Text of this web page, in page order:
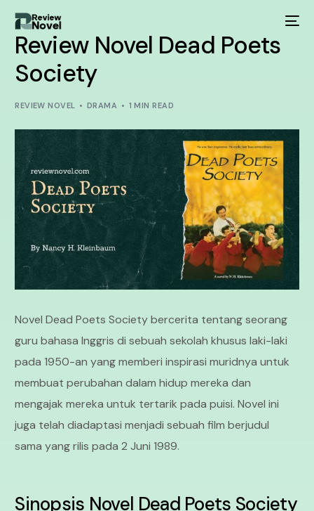
Review Novel Dead Poets
Society
REVIEW NOVEL DRAMA 1 MIN READ
Novel Dead Poets Society bercerita tentang seorang
guru bahasa Inggris di sebuah sekolah khusus laki-laki
pada 1950-an yang memberi inspirasi muridnya untuk
membuat perubahan dalam hidup mereka dan
mengajak mereka untuk tertarik pada puisi. Novel ini
juga telah diadaptasi menjadi sebuah film berjudul
sama yang rilis pada 2 Juni 1989.
Sinopsis Novel Dead Poets Society